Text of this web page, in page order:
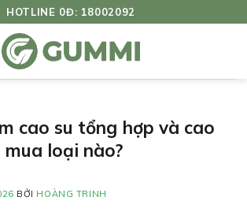
HOTLINE 0Đ: 18002092
cao su tổng hợp và cao
mua loại nào?
BỞI HOÀNG TRINH